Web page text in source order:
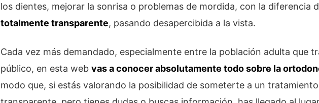
los dientes, mejorar la sonrisa o problemas de mordida, con la diferencia
totalmente transparente, pasando desapercibida a la vista.
Cada vez más demandado, especialmente entre la población adulta que
público, en esta web vas a conocer absolutamente todo sobre la
modo que, si estás valorando la posibilidad de someterte a un